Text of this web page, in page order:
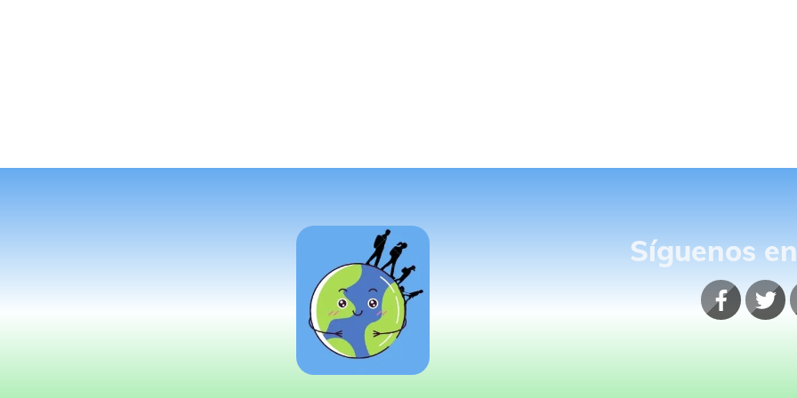
Síguenos